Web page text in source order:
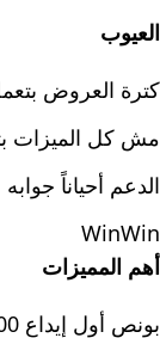
العيوب
كترة العروض
مش كل الميزات
الدعم أحياناً
WinWin
أهم المميزات
بونص أول إيداع 100% لحدود $125